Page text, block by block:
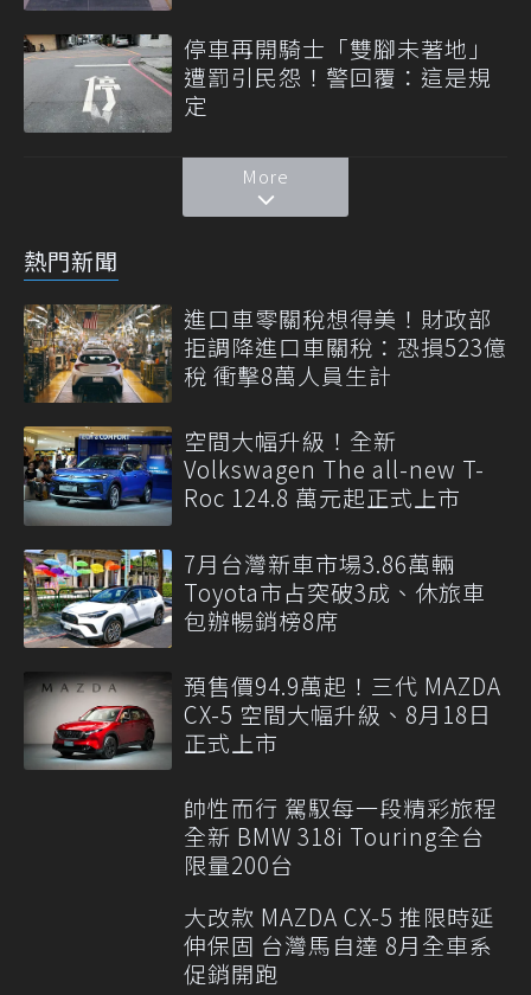
停車再開騎士「雙腳未著地」
遭罰引民怨！警回覆：這是規
定
More
熱門新聞
進口車零關稅想得美！財政部
拒調降進口車關稅：恐損523億
稅 衝擊8萬人員生計
空間大幅升級！全新
Volkswagen The all-new T-
Roc 124.8 萬元起正式上市
7月台灣新車市場3.86萬輛
Toyota市占突破3成、休旅車
包辦暢銷榜8席
預售價94.9萬起！三代 MAZDA
CX-5 空間大幅升級、8月18日
正式上市
帥性而行 駕馭每一段精彩旅程
全新 BMW 318i Touring全台
限量200台
大改款 MAZDA CX-5 推限時延
伸保固 台灣馬自達 8月全車系
促銷開跑